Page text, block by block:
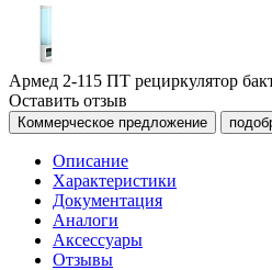
Армед 2-115 ПТ рециркулятор
Оставить отзыв
Коммерческое предложение
Описание
Характеристики
Документация
Аналоги
Аксессуары
Отзывы